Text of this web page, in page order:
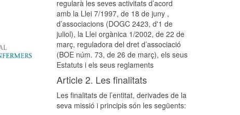
regularà les seves activitats d’acord
amb la Llei 7/1997, de 18 de juny ,
d’associacions (DOGC 2423, d'1 de
juliol), la Llei orgànica 1/2002, de 22 de
març, reguladora del dret d’associació
(BOE núm. 73, de 26 de març), els seus
Estatuts i els seus reglaments
Article 2. Les finalitats
Les finalitats de l’entitat, derivades de la
seva missió i principis són les següents: